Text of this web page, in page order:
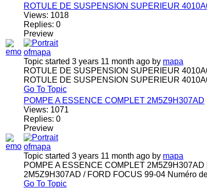
ROTULE DE SUSPENSION SUPERIEUR
Views: 1018
Replies: 0
Preview
Topic started 3 years 11 month ago by mapa
ROTULE DE SUSPENSION SUPERIEUR
ROTULE DE SUSPENSION SUPERIEUR
Go To Topic
POMPE A ESSENCE COMPLET 2M5Z9H307AD
Views: 1071
Replies: 0
Preview
Topic started 3 years 11 month ago by mapa
POMPE A ESSENCE COMPLET
2M5Z9H307AD / FORD FOCUS 99-04 Numéro
Go To Topic